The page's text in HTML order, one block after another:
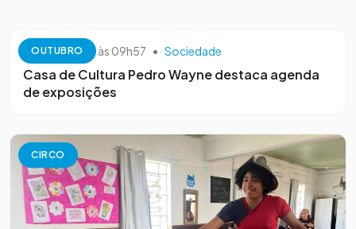
OUTUBRO
13 de outubro às 09h57 • Sociedade
Casa de Cultura Pedro Wayne destaca agenda
de exposições
CIRCO